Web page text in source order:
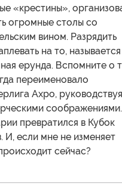
«крестины»,
огромные столы со
вином. Разрядить
на то,
ерунда. Вспомните о
переименовало
Axpo,
превратился в Кубок
И, если мне не изменяет
сейчас?